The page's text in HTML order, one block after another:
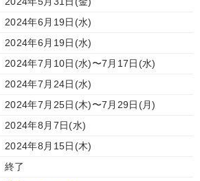
2024年6月19日(水)
2024年6月19日(水)
2024年7月10日(水)〜7月17日(水)
2024年7月24日(水)
2024年7月25日(木)〜7月29日(月)
2024年8月7日(水)
2024年8月15日(木)
終了